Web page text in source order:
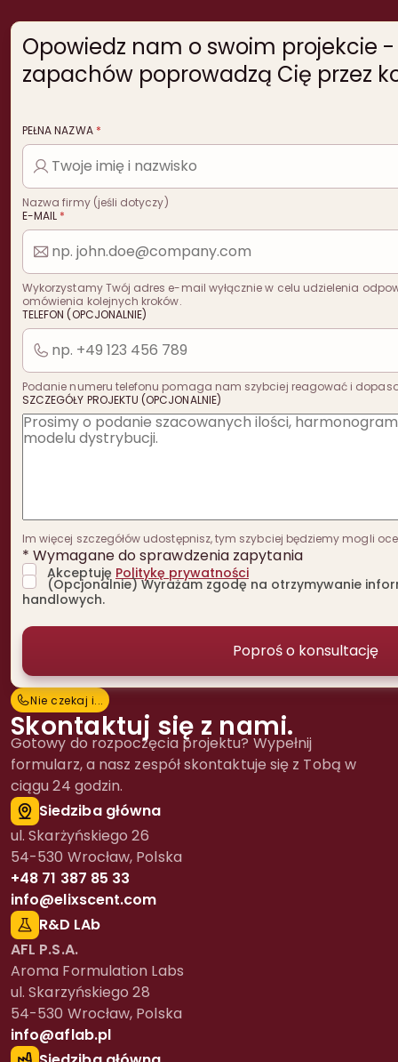
Nie czekaj i...
Nie czekaj i...
Skontaktuj się z nami.
Gotowy do rozpoczęcia projektu? Wypełnij
formularz, a nasz zespół skontaktuje się z Tobą w
ciągu 24 godzin.
Siedziba główna
ul. Skarżyńskiego 26
54-530 Wrocław, Polska
+48 71 387 85 33
info@elixscent.com
R&D LAb
AFL P.S.A.
Aroma Formulation Labs
ul. Skarzyńskiego 28
54-530 Wrocław, Polska
info@aflab.pl
Opowiedz nam o swoim projekcie
zapachów poprowadzą Cię przez
PEŁNA NAZWA *
Nazwa firmy (jeśli dotyczy)
E-MAIL *
Wykorzystamy Twój adres e-mail wyłącznie w celu udzielenia
omówienia kolejnych kroków.
TELEFON (OPCJONALNIE)
Podanie numeru telefonu pomaga nam szybciej reagować i
SZCZEGÓŁY PROJEKTU (OPCJONALNIE)
Im więcej szczegółów udostępnisz, tym szybciej będziemy mogli
* Wymagane do sprawdzenia zapytania
Akceptuję Politykę prywatności
(Opcjonalnie) Wyrażam zgodę na otrzymywanie
handlowych.